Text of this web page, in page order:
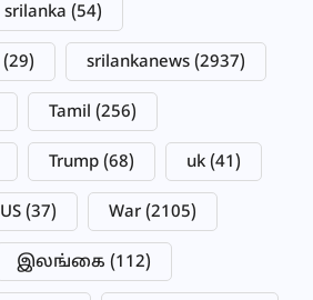
srilanka (54)
(29) srilankanews (2937)
Tamil (256)
Trump (68) uk (41)
US (37) War (2105)
இலங்கை (112)